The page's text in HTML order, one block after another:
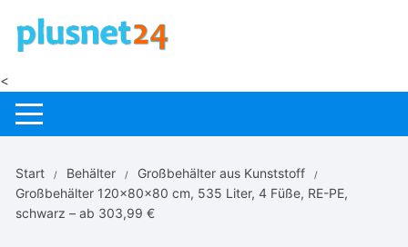
Inhalt
springen
<
Start Behälter
Großbehälter aus Kunststoff
Großbehälter 120x80x80 cm, 535 Liter, 4 Füße, RE-PE,
schwarz – ab 303,99 €